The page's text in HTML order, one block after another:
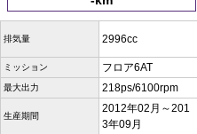
排気量 2996cc
ミッション フロア6AT
最大出力 218ps/6100rpm
生産期間
2012年02月～201
3年09月